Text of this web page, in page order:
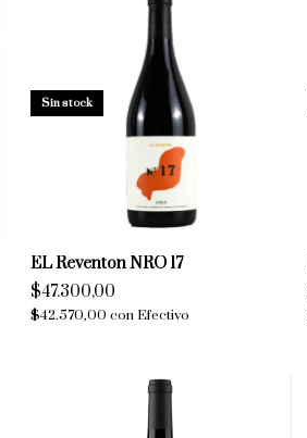
Sin stock
EL Reventon NRO 17
$47.300,00
$42.570,00 con Efectivo